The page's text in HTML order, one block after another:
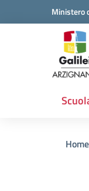
Ministero
Home